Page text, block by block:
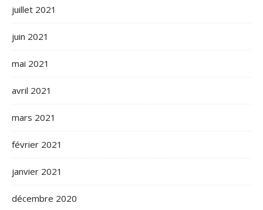
juillet 2021
juin 2021
mai 2021
avril 2021
mars 2021
février 2021
janvier 2021
décembre 2020